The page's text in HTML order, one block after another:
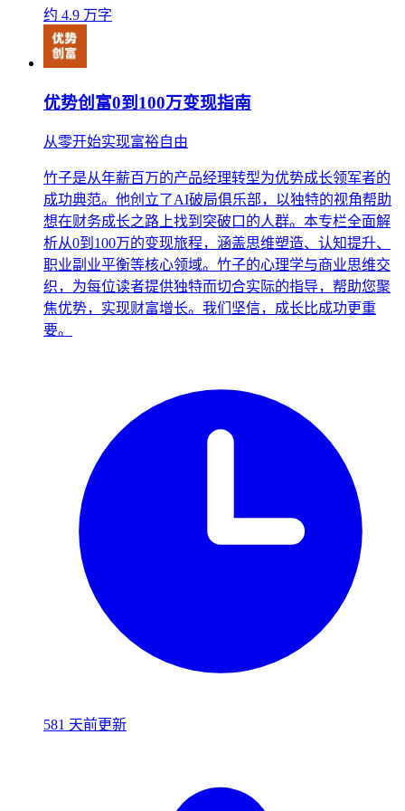
约 4.9 万字
优势创富0到100万变现指南
从零开始实现富裕自由
竹子是从年薪百万的产品经理转型为优势成长领军者的
成功典范。他创立了AI破局俱乐部，以独特的视角帮助
想在财务成长之路上找到突破口的人群。本专栏全面解
析从0到100万的变现旅程，涵盖思维塑造、认知提升、
职业副业平衡等核心领域。竹子的心理学与商业思维交
织，为每位读者提供独特而切合实际的指导，帮助您聚
焦优势，实现财富增长。我们坚信，成长比成功更重
要。
581 天前更新